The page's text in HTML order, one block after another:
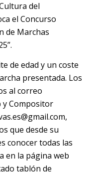
del
el Concurso
de Marchas
de edad y un coste
presentada. Los
al correo
Compositor
,
que desde su
conocer todas las
en la página web
tablón de